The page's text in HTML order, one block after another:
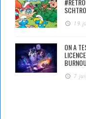
19
ON A
7